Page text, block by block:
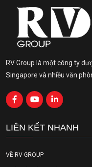
RV Group là một công ty
Singapore và nhiều văn
LIÊN KẾT NHANH
VỀ RV GROUP